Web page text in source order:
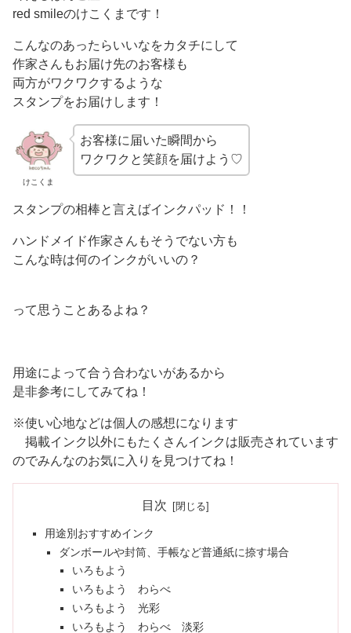
red smileのけこくまです！
こんなのあったらいいなをカタチにして
作家さんもお届け先のお客様も
両方がワクワクするような
スタンプをお届けします！
けこくま
お客様に届いた瞬間から
ワクワクと笑顔を届けよう♡
スタンプの相棒と言えばインクパッド！！
ハンドメイド作家さんもそうでない方も
こんな時は何のインクがいいの？
って思うことあるよね？
用途によって合う合わないがあるから
是非参考にしてみてね！
※使い心地などは個人の感想になります
掲載インク以外にもたくさんインクは販売されています
のでみんなのお気に入りを見つけてね！
目次
用途別おすすめインク
ダンボールや封筒、手帳など普通紙に捺す場合
いろもよう
いろもよう わらべ
いろもよう 光彩
いろもよう わらべ 淡彩